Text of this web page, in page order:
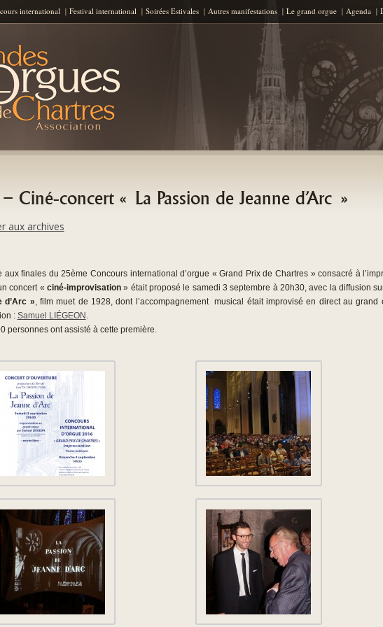
international Festival international Soirées Estivales Autres manifestations Le grand orgue Agenda
Ciné-concert « La Passion de Jeanne d’Arc »
aux archives
aux finales du 25ème Concours international d’orgue « Grand Prix de Chartres » consacré à
concert « ciné-improvisation» était proposé le samedi 3 septembre à 20h30, avec la diffusion
d’Arc », film muet de 1928, dont l’accompagnement musical était improvisé en direct au
: Samuel LIÉGEON .
personnes ont assisté à cette première.